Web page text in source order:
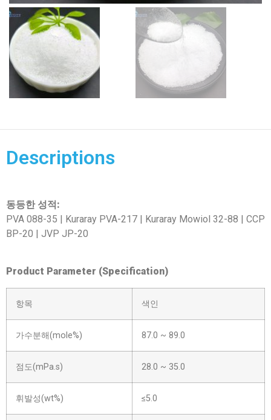
Descriptions
동등한 성적:
PVA 088-35 | Kuraray PVA-217 | Kuraray Mowiol 32-88 | CCP
BP-20 | JVP JP-20
Product Parameter (Specification)
항목 색인
가수분해(mole%) 87.0 ~ 89.0
점도(mPa.s) 28.0 ~ 35.0
휘발성(wt%) ≤5.0